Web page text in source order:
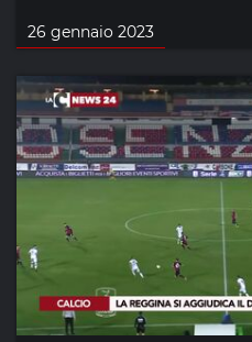
26 gennaio 2023